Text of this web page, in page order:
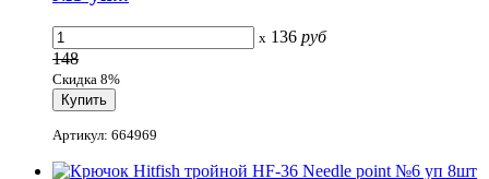
x 136 руб
148
Скидка 8%
Артикул: 664969